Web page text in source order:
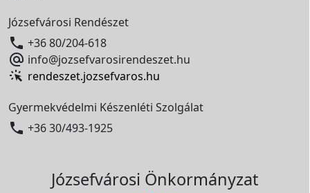
Józsefvárosi Rendészet
 +36 80/204-618
 info@jozsefvarosirendeszet.hu
rendeszet.jozsefvaros.hu
Gyermekvédelmi Készenléti Szolgálat
 +36 30/493-1925
Józsefvárosi Önkormányzat